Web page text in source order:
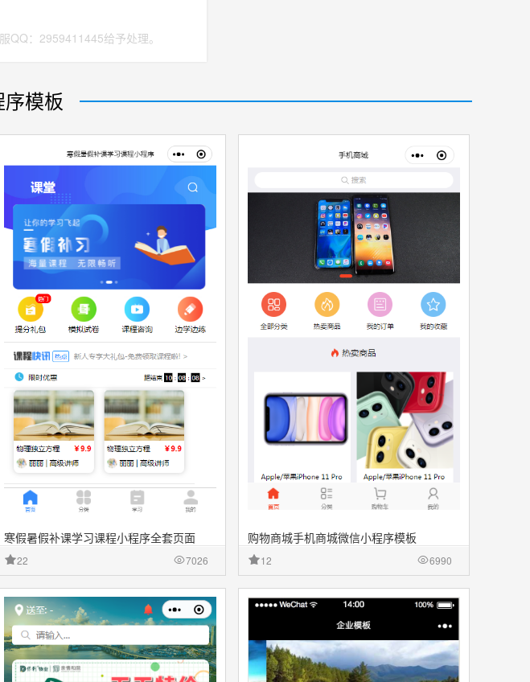
QQ：2959411445给予处理。
模板
寒假暑假补课学习课程小程序全套页面
7026
22
购物商城手机商城微信小程序模板
6990
12
收藏 源文件 收藏 源文件